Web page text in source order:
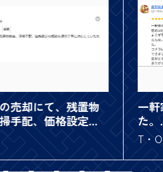
売却にて、残置物
手配、価格設定の
丁寧に対応してい
た。
ございます
一
た。
初
関
契約
T・O